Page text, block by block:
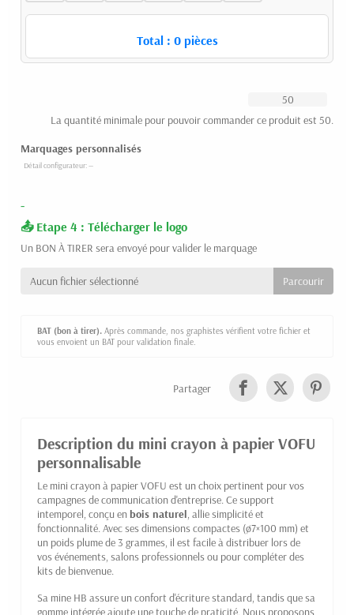
Total : 0pièces
La quantité minimale pour pouvoir commander ce produit est 50.
Marquages personnalisés
-
Etape 4 : Télécharger le logo
Un BON À TIRER sera envoyé pour valider le marquage
Aucun fichier sélectionné
BAT (bon à tirer). Après commande, nos graphistes vérifient votre fichier et
vous envoient un BAT pour validation finale.
Partager
Description du mini crayon à papier VOFU
personnalisable
Le mini crayon à papier VOFU est un choix pertinent pour vos
campagnes de communication d'entreprise. Ce support
intemporel, conçu enbois naturel , allie simplicité et
fonctionnalité. Avec ses dimensions compactes (ø7×100 mm) et
un poids plume de 3 grammes, il est facile à distribuer lors de
vos événements, salons professionnels ou pour compléter des
kits de bienvenue.
Sa mine HB assure un confort d'écriture standard, tandis que sa
gomme intégrée ajoute une touche de praticité. Nous proposons